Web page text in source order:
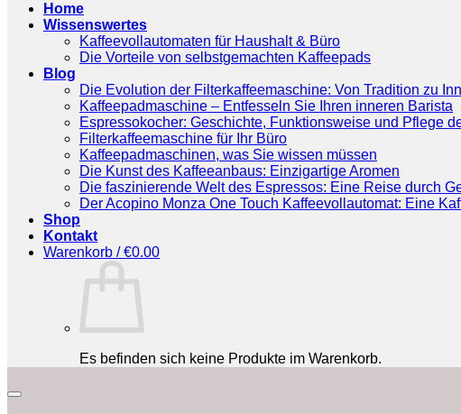
Home
Wissenswertes
Kaffeevollautomaten für Haushalt & Büro
Die Vorteile von selbstgemachten Kaffeepads
Blog
Die Evolution der Filterkaffeemaschine: Von Tradition zu
Kaffeepadmaschine – Entfesseln Sie Ihren inneren Barista
Espressokocher: Geschichte, Funktionsweise und Pflege
Filterkaffeemaschine für Ihr Büro
Kaffeepadmaschinen, was Sie wissen müssen
Die Kunst des Kaffeeanbaus: Einzigartige Aromen
Die faszinierende Welt des Espressos: Eine Reise durch
Der Acopino Monza One Touch Kaffeevollautomat: Eine
Shop
Kontakt
Warenkorb /€0.00
Es befinden sich keine Produkte im Warenkorb.